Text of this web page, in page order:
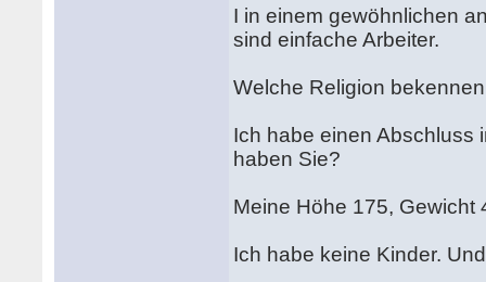
I in einem gewöhnlichen
sind einfache Arbeiter.
Welche Religion
Ich habe einen Abschluss
haben Sie?
Meine Höhe 175, Gewicht
Ich habe keine Kinder.